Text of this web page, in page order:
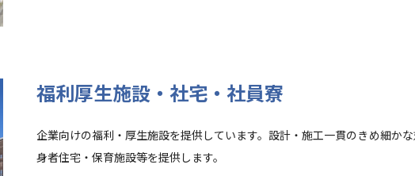
福利厚生施設・社宅・社員寮
企業向けの福利・厚生施設を提供しています。設計・施工一貫のきめ細か
身者住宅・保育施設等を提供します。